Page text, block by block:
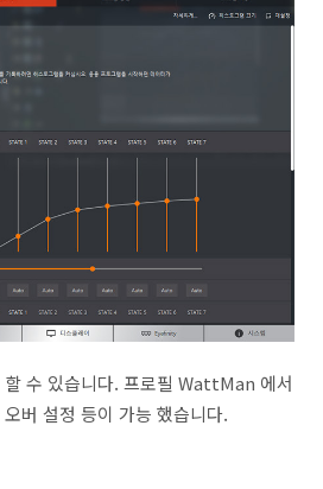
수 있습니다. 프로필 WattMan 에서
버 설정 등이 가능 했습니다.